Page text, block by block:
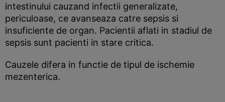
intestinului cauzand infectii generalizate,
periculoase, ce avanseaza catre sepsis si
insuficiente de organ. Pacientii aflati in stadiul de
sepsis sunt pacienti in stare critica.
Cauzele difera in functie de tipul de ischemie
mezenterica.